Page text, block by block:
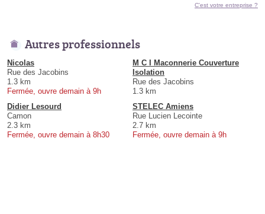
C'est votre entreprise ?
Autres professionnels
Nicolas
Rue des Jacobins
1.3 km
Fermée, ouvre demain à 9h
M C I Maconnerie Couverture
Isolation
Rue des Jacobins
1.3 km
Didier Lesourd
Camon
2.3 km
Fermée, ouvre demain à 8h30
STELEC Amiens
Rue Lucien Lecointe
2.7 km
Fermée, ouvre demain à 9h